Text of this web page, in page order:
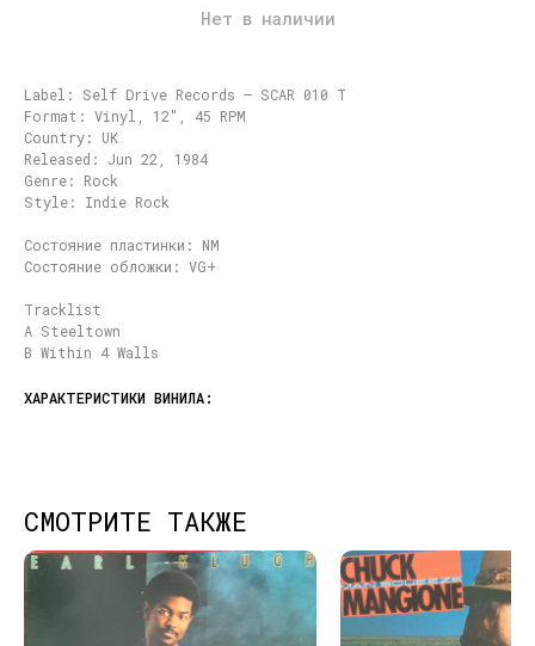
Нет в наличии
Label: Self Drive Records – SCAR 010 T
Format: Vinyl, 12", 45 RPM
Country: UK
Released: Jun 22, 1984
Genre: Rock
Style: Indie Rock
Состояние пластинки: NM
Состояние обложки: VG+
Tracklist
A Steeltown
B Within 4 Walls
СМОТРИТЕ ТАКЖЕ